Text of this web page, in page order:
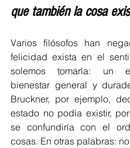
que también la cosa
Varios filósofos han
felicidad exista en el
solemos tomarla: un
bienestar general y
Bruckner, por ejemplo,
estado no podía existir,
se confundiría con el
cosas. En otras palabras: